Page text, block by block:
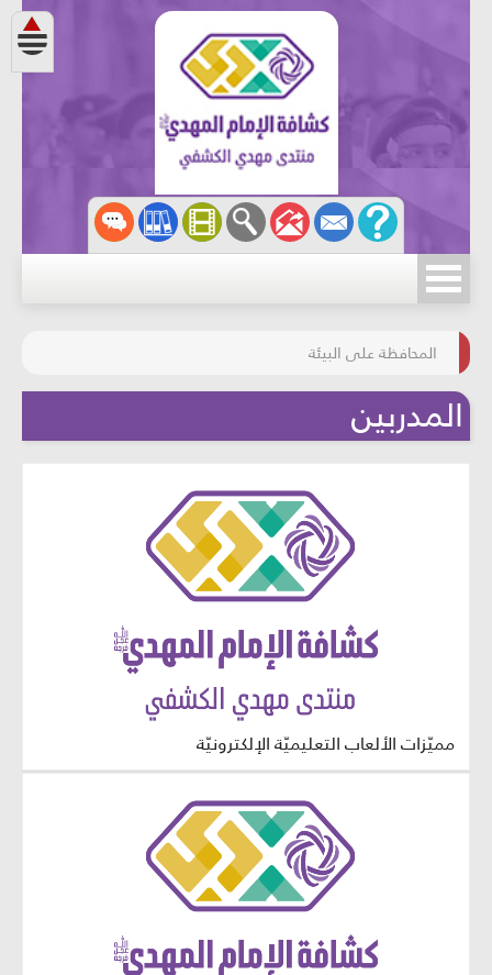
مسابقة الركب الحسينيّ
المحافظة على البيئة
المدربين
مميّزات الألعاب التعليميّة الإلكترونيّة